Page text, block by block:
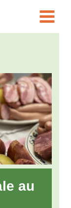
au